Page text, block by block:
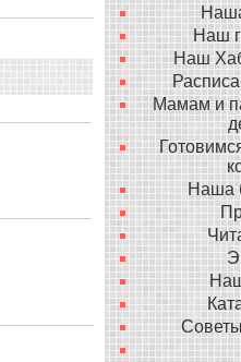
Наш
Наш
Мамам и
Наша